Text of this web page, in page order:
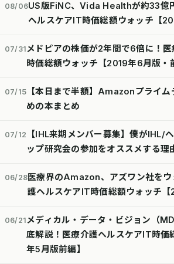
08/06US版FiNC、Vida Healthが約33億
ヘルスケアIT時価総額ウォッチ【
07/31メドピアの株価が2年間で6倍に！
時価総額ウォッチ【2019年6月版・
07/15
【本日まで半額】Amazonプライ
めの本まとめ
07/12
【IHL来期メンバー募集】僕がIHL/
ップ研究会の参加をオススメする理
06/28医療界のAmazon、アズワン社をウ
護ヘルスケアIT時価総額ウォッチ【
06/21メディカル・データ・ビジョン（
底解説！医療介護ヘルスケアIT時価
年5月版前編】